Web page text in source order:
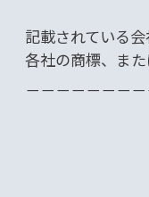
記載されている
各社の商標、また
－－－－－－－